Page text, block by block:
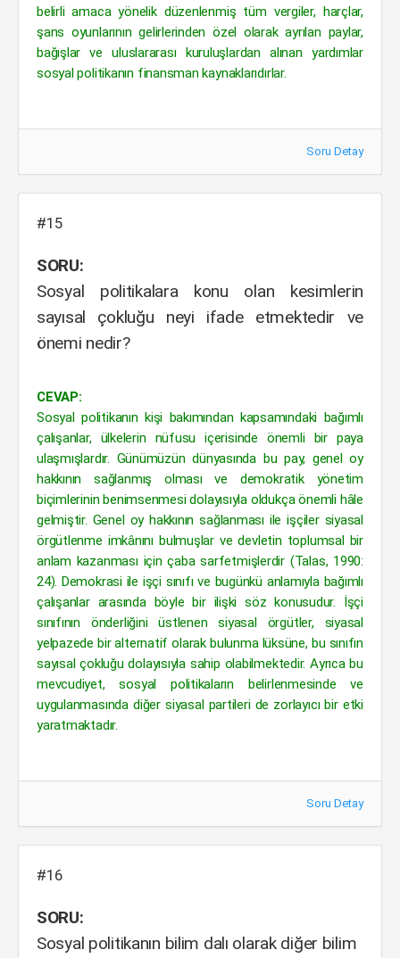
belirli amaca yönelik düzenlenmiş tüm vergiler, harçlar,
şans oyunlarının gelirlerinden özel olarak ayrılan paylar,
bağışlar ve uluslararası kuruluşlardan alınan yardımlar
sosyal politikanın finansman kaynaklarıdırlar.
Soru Detay
#15
SORU:
Sosyal politikalara konu olan kesimlerin
sayısal çokluğu neyi ifade etmektedir ve
önemi nedir?
CEVAP:
Sosyal politikanın kişi bakımından kapsamındaki bağımlı
çalışanlar, ülkelerin nüfusu içerisinde önemli bir paya
ulaşmışlardır. Günümüzün dünyasında bu pay, genel oy
hakkının sağlanmış olması ve demokratik yönetim
biçimlerinin benimsenmesi dolayısıyla oldukça önemli hâle
gelmiştir. Genel oy hakkının sağlanması ile işçiler siyasal
örgütlenme imkânını bulmuşlar ve devletin toplumsal bir
anlam kazanması için çaba sarfetmişlerdir (Talas, 1990:
24). Demokrasi ile işçi sınıfı ve bugünkü anlamıyla bağımlı
çalışanlar arasında böyle bir ilişki söz konusudur. İşçi
sınıfının önderliğini üstlenen siyasal örgütler, siyasal
yelpazede bir alternatif olarak bulunma lüksüne, bu sınıfın
sayısal çokluğu dolayısıyla sahip olabilmektedir. Ayrıca bu
mevcudiyet, sosyal politikaların belirlenmesinde ve
uygulanmasında diğer siyasal partileri de zorlayıcı bir etki
yaratmaktadır.
Soru Detay
#16
SORU:
Sosyal politikanın bilim dalı olarak diğer bilim